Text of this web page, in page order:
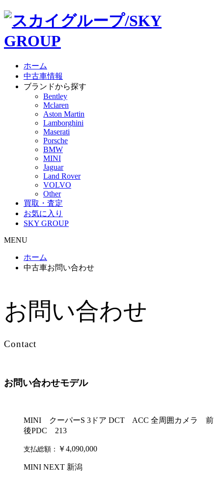
ホーム
中古車情報
ブランドから探す
Bentley
Mclaren
Aston Martin
Lamborghini
Maserati
Porsche
BMW
MINI
Jaguar
Land Rover
VOLVO
Other
買取・査定
お気に入り
SKY GROUP
MENU
ホーム
中古車お問い合わせ
お問い合わせ
Contact
お問い合わせモデル
MINI クーパーS 3ドア DCT ACC 全周囲カメラ 前
後PDC 213
支払総額： ￥4,090,000
MINI NEXT 新潟